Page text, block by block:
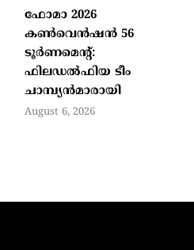
ഫോമാ 2026
കണ്‍വെന്‍ഷന്‍ 56
ടൂര്‍ണമെന്റ്:
ഫിലഡല്‍ഫിയ ടീം
ചാമ്പ്യന്‍മാരായി
August 6, 2026